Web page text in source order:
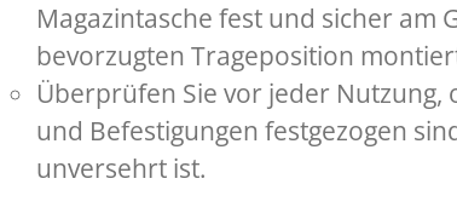
Magazintasche fest und sicher am
bevorzugten Trageposition
Überprüfen Sie vor jeder Nutzung,
und Befestigungen festgezogen
unversehrt ist.